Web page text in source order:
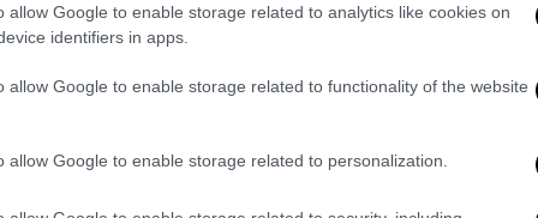
allow Google to enable storage related to analytics like cookies on
identifiers in apps.
allow Google to enable storage related to functionality of the website
allow Google to enable storage related to personalization.
που θα κρατήσουν
των τεχνικών λεπτομερειών αλλά και